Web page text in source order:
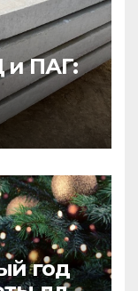
и ПАГ:
год